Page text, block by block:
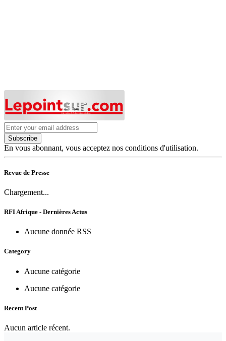
Subscribe
En vous abonnant, vous acceptez nos conditions d'utilisation.
Revue de Presse
Chargement...
RFI Afrique - Dernières Actus
Aucune donnée RSS
Category
Aucune catégorie
Aucune catégorie
Recent Post
Aucun article récent.